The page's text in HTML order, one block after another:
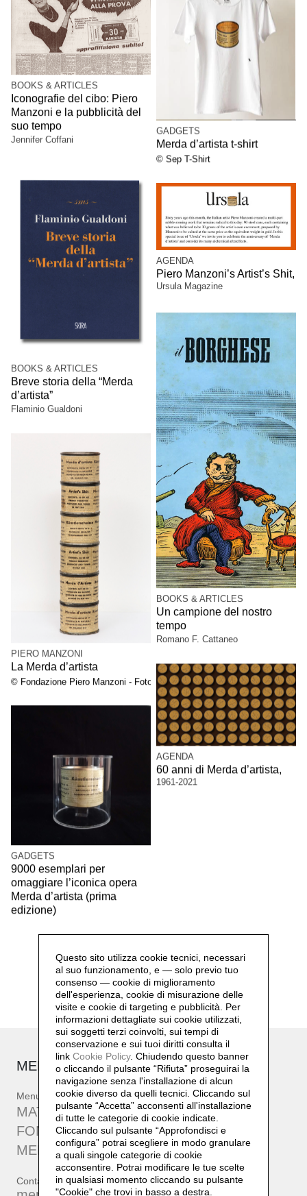
BOOKS & ARTICLES
Iconografie del cibo: Piero
Manzoni e la pubblicità del
suo tempo
Jennifer Coffani
GADGETS
Merda d’artista t-shirt
© Sep T-Shirt
BOOKS & ARTICLES
Breve storia della “Merda
d’artista”
Flaminio Gualdoni
AGENDA
Piero Manzoni’s Artist’s Shit,
Ursula Magazine
BOOKS & ARTICLES
Un campione del nostro
tempo
Romano F. Cattaneo
PIERO MANZONI
La Merda d’artista
© Fondazione Piero Manzoni - Foto A. Osio
AGENDA
60 anni di Merda d’artista,
1961-2021
GADGETS
9000 esemplari per
omaggiare l’iconica opera
Merda d’artista (prima
edizione)
MERDA D'ARTISTA
Menu
MATERIALI
FONDAZIONE MANZONI
MERDA WEBSITE
Contatti
Questo sito utilizza cookie tecnici, necessari
al suo funzionamento, e — solo previo tuo
consenso — cookie di miglioramento
dell'esperienza, cookie di misurazione delle
visite e cookie di targeting e pubblicità. Per
informazioni dettagliate sui cookie utilizzati,
sui soggetti terzi coinvolti, sui tempi di
conservazione e sui tuoi diritti consulta il
link Cookie Policy. Chiudendo questo banner
o cliccando il pulsante “Rifiuta” proseguirai la
navigazione senza l'installazione di alcun
cookie diverso da quelli tecnici. Cliccando sul
pulsante “Accetta” acconsenti all'installazione
di tutte le categorie di cookie indicate.
Cliccando sul pulsante “Approfondisci e
configura” potrai scegliere in modo granulare
a quali singole categorie di cookie
acconsentire. Potrai modificare le tue scelte
in qualsiasi momento cliccando su pulsante
"Cookie" che trovi in basso a destra.